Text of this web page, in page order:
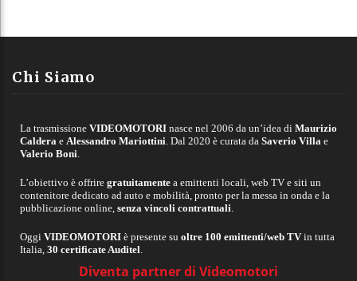
vChi Siamo
La trasmissione VIDEOMOTORI nasce nel 2006 da un’idea di Maurizio
Caldera e Alessandro Mariottini . Dal 2020 è curata da Saverio Villa e
Valerio Boni
L’obiettivo è offrire gratuitamente a emittenti locali, web TV e siti un
contenitore dedicato ad auto e mobilità, pronto per la messa in onda e la
pubblicazione online, senza vincoli contrattuali
Oggi VIDEOMOTORI è presente su oltre 100 emittenti/web TVin tutta
Italia, 30 certificate Auditel
Diventa partner di Videomotori